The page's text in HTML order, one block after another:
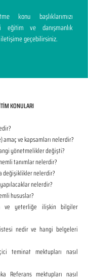
konu başlıklarımızı
eğitim ve danışmanlık
geçebilirsiniz.
KONULARI​
ve kapsamları nelerdir?
yönetmelikler değişti?
tanımlar nelerdir?
değişiklikler nelerdir?
nelerdir?
hususlar?
ve yeterliğe ilişkin bilgiler
nedir ve hangi belgeleri
teminat mektupları nasıl
Referans mektupları nasıl